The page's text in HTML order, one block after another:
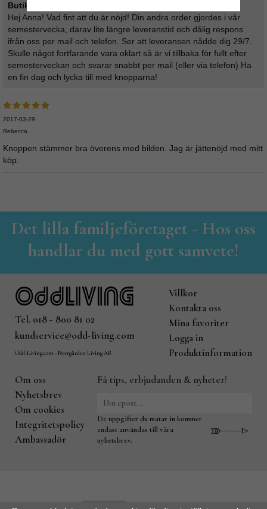
Butikens svar:
Hej Anna! Vad fint att du är nöjd! Din andra order gjordes i vår
semestervecka, därav lite längre leveranstid och dålig respons
ifrån oss per mail och telefon. Ser att leveransen nådde dig 29/7.
Skulle något fortfarande vara oklart så är vi tillbaka för fullt efter
semesterveckan och svarar snabbt per mail (eller via telefon) Ha
en fin dag och lycka till med knopparna!
2017-03-29
Rebecca
Knoppen stämmer bra överens med bilden. Jag är jättenöjd med mitt
köp.
Det lilla familjeföretaget - Hos oss
handlar du med gott samvete!
Tel. 018 - 800 81 02
kundservice@odd-living.com
Odd-Living.com - Norrgården Living AB
Villkor
Kontakta oss
Mina favoriter
Logga in
Produktinformation
Om oss
Nyhetsbrev
Om cookies
Integritetspolicy
Ambassadör
Få tips, erbjudanden & nyheter!
De uppgifter du matar in kommer
endast användas till våra
nyhetsbrev.